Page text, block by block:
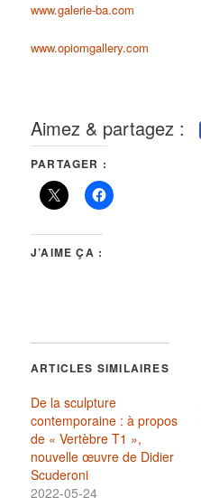
www.galerie-ba.com
www.opiomgallery.com
Aimez & partagez :
PARTAGER :
J’AIME ÇA :
ARTICLES SIMILAIRES
De la sculpture
contemporaine : à propos
de « Vertèbre T1 »,
nouvelle œuvre de Didier
Scuderoni
2022-05-24